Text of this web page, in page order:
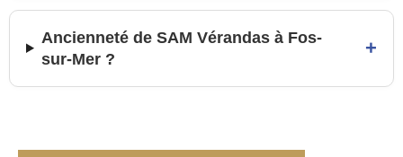
Ancienneté de SAM Vérandas à Fos-
sur-Mer ?
+